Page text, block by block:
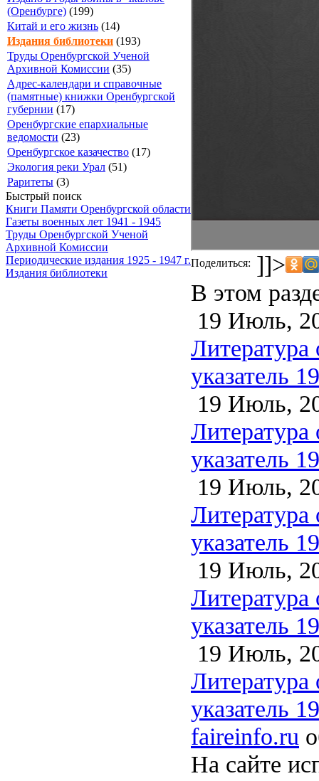
(Оренбурге) (199)
Китай и его жизнь (14)
Издания библиотеки (193)
Труды Оренбургской Ученой
Архивной Комиссии (35)
Адрес-календари и справочные
(памятные) книжки Оренбургской
губернии (17)
Оренбургские епархиальные
ведомости (23)
Оренбургское казачество (17)
Экология реки Урал (51)
Раритеты (3)
Быстрый поиск
Книги Памяти Оренбургской области
Газеты военных лет 1941 - 1945
Труды Оренбургской Ученой
Архивной Комиссии
Периодические издания 1925 - 1947 г.
Издания библиотеки
Поделиться: ]]>
В этом
19 Июль,
Литература
указатель
19 Июль,
Литература
указатель
19 Июль,
Литература
указатель
19 Июль,
Литература
указатель
19 Июль,
Литература
указатель
faireinfo.ru
На сайте